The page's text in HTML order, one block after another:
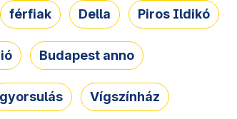
férfiak Della Piros Ildikó
Budapest anno
gyorsulás Vígszínház